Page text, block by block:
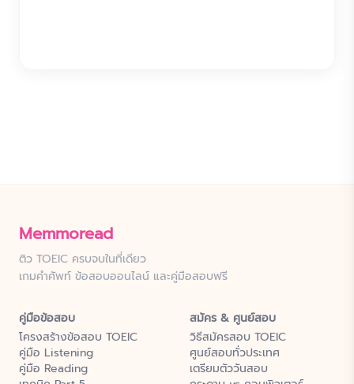
Memmoread
ติว TOEIC ครบจบในที่เดียว
เกมคำศัพท์ ข้อสอบออนไลน์ และคู่มือสอบฟรี
คู่มือข้อสอบ
โครงสร้างข้อสอบ TOEIC
คู่มือ Listening
คู่มือ Reading
สมัคร & ศูนย์สอบ
วิธีสมัครสอบ TOEIC
ศูนย์สอบทั่วประเทศ
เตรียมตัววันสอบ